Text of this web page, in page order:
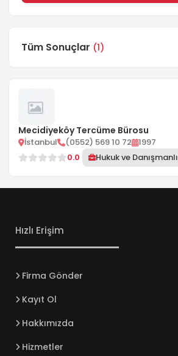
Tüm Sonuçlar (1)
Mecidiyeköy Tercüme Bürosu
İstanbul (0552) 569 10 72
1997
0.0
Hukuk ve
Hızlı Erişim
Firma Gönder
Kayıt Ol
Hakkımızda
Hizmetler